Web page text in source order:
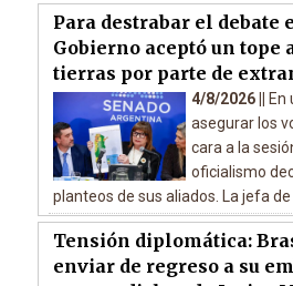
Para destrabar el debate
Gobierno aceptó un tope
tierras por parte de
4/8/2026 ||
En
asegurar los
cara a la
oficialismo
planteos de sus aliados. La jefa
Tensión diplomática:
enviar de regreso a su